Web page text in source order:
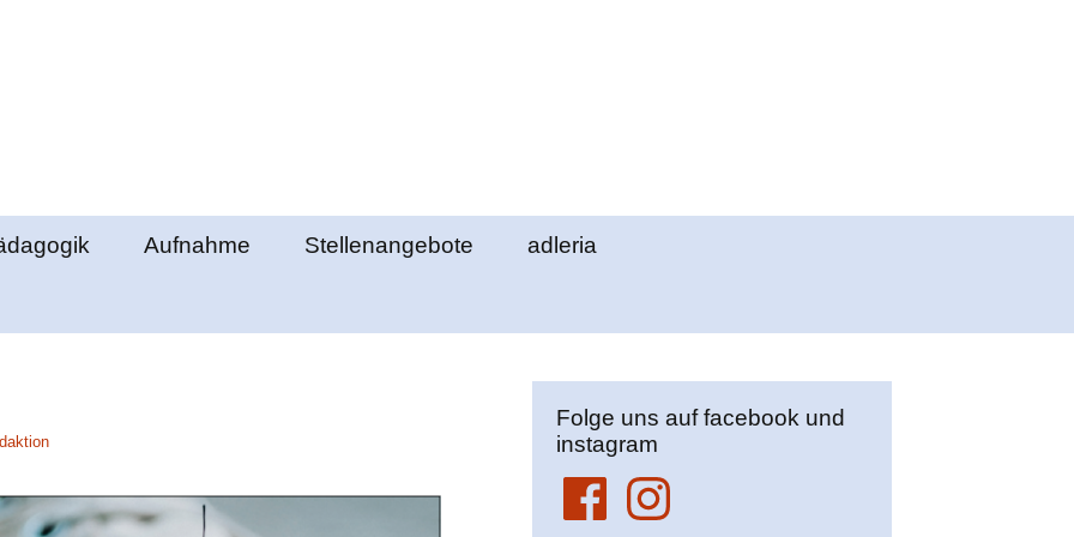
Aufnahme Stellenangebote adleria
Folge uns auf facebook und
instagram
FacebookInstagram